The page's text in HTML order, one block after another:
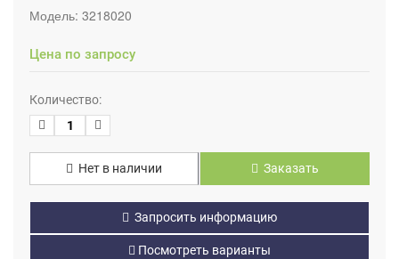
Модель: 3218020
Цена по запросу
Количество:
Нет в наличии Заказать
Запросить информацию
Посмотреть варианты